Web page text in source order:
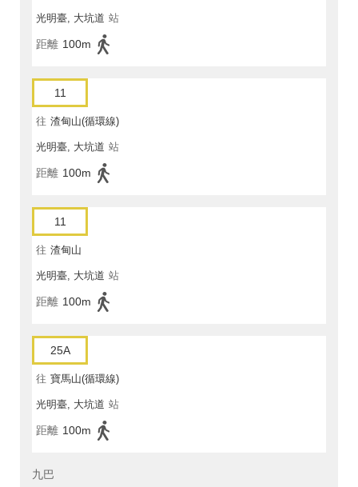
光明臺, 大坑道 站
距離 100m
11
往 渣甸山(循環線)
光明臺, 大坑道 站
距離 100m
11
往 渣甸山
光明臺, 大坑道 站
距離 100m
25A
往 寶馬山(循環線)
光明臺, 大坑道 站
距離 100m
九巴